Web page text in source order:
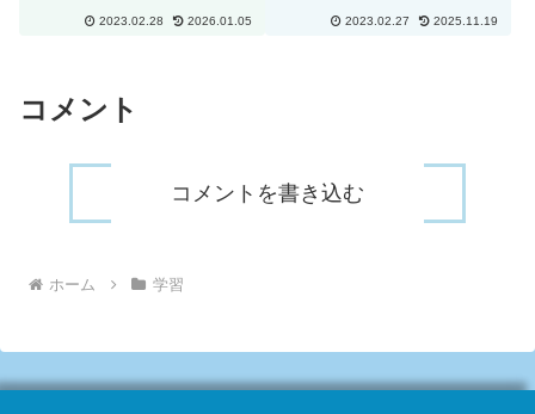
休暇を取得することが出来ます。
2023.02.28 2026.01.05
情報が毎月提供される場合には、
2023.02.27 2025.11.19
コメント
コメントを書き込む
ホーム 学習